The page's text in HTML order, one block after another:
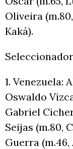
Oliveira
Kaká).
1. Venezuela:
Oswaldo
Gabriel
Seijas (m.80,
Guerra